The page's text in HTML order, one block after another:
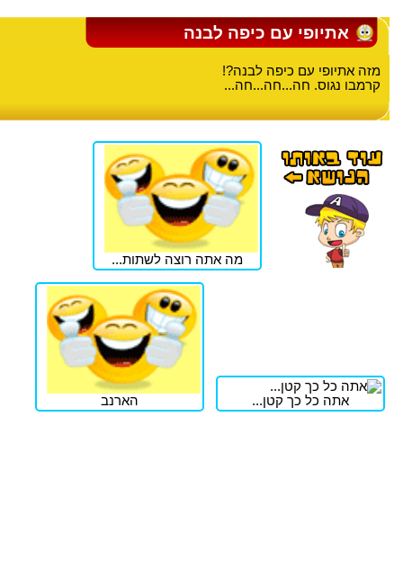
אתיופי עם כיפה לבנה
מזה אתיופי עם כיפה לבנה?!
קרמבו נגוס. חה...חה...חה...
מה אתה רוצה לשתות...
אתה כל כך קטן... הארנב